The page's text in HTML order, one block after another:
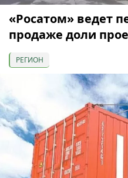
«Росатом» ведет
продаже доли
РЕГИОН